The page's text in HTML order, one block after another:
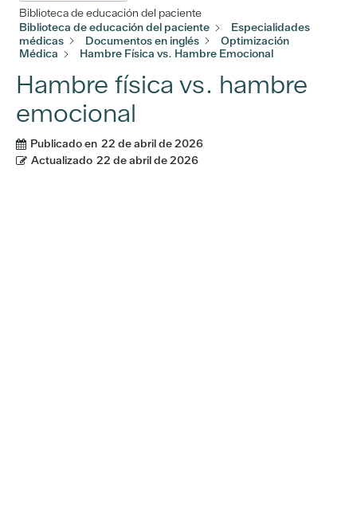
Biblioteca de educación del paciente
Biblioteca de educación del paciente
Especialidades
médicas
Documentos en inglés
Optimización
Médica
Hambre Física vs. Hambre Emocional
Hambre física vs. hambre
emocional
Publicado en 22 de abril de 2026
Actualizado 22 de abril de 2026